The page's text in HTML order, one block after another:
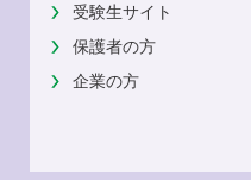
受験生サイト
保護者の方
企業の方